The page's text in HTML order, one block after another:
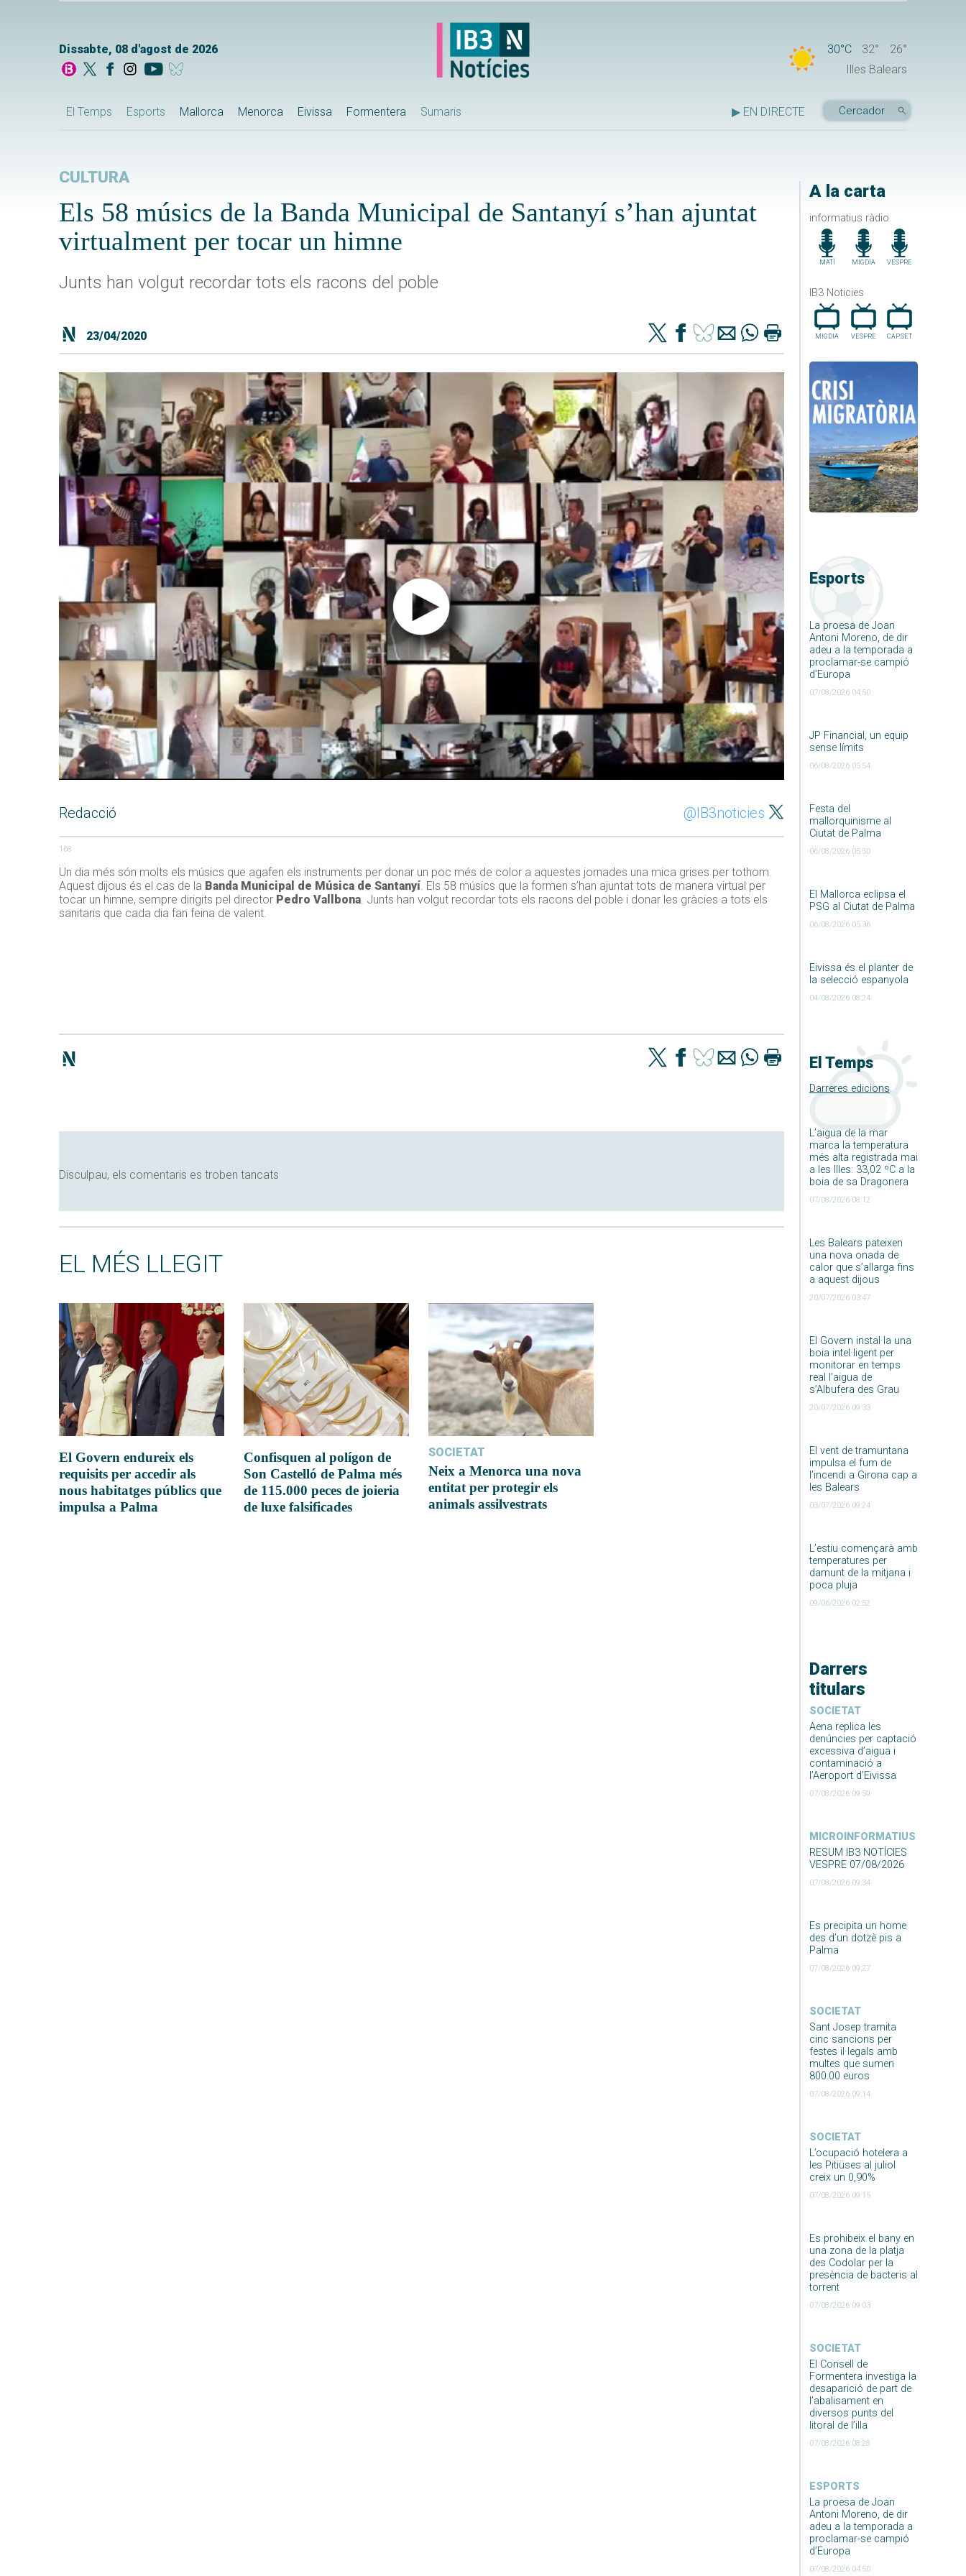
Dissabte, 08 d'agost de 2026 30°C 32°
26°
Illes Balears
El Temps Esports Mallorca Menorca Eivissa Formentera Sumaris ▶ EN DIRECTE
A la carta
informatius ràdio
MATÍ MIGDIA VESPRE
IB3 Noticies
MIGDIA VESPRE CAP.SET
Esports
La proesa de Joan
Antoni Moreno, de dir
adeu a la temporada a
proclamar-se campió
d’Europa
07/08/2026 04:50
JP Financial, un equip
sense límits
06/08/2026 05:54
Festa del
mallorquinisme al
Ciutat de Palma
06/08/2026 05:50
El Mallorca eclipsa el
PSG al Ciutat de Palma
06/08/2026 05:36
Eivissa és el planter de
la selecció espanyola
04/08/2026 08:24
El Temps
Darreres edicions
L’aigua de la mar
marca la temperatura
més alta registrada mai
a les Illes: 33,02 ºC a la
boia de sa Dragonera
07/08/2026 08:12
Les Balears pateixen
una nova onada de
calor que s’allarga fins
a aquest dijous
20/07/2026 03:47
El Govern instal·la una
boia intel·ligent per
monitorar en temps
real l’aigua de
s’Albufera des Grau
20/07/2026 09:33
El vent de tramuntana
impulsa el fum de
l’incendi a Girona cap a
les Balears
03/07/2026 09:24
L’estiu començarà amb
temperatures per
damunt de la mitjana i
poca pluja
09/06/2026 02:52
Darrers
titulars
SOCIETAT
Aena replica les
denúncies per captació
excessiva d’aigua i
contaminació a
l’Aeroport d’Eivissa
07/08/2026 09:59
MICROINFORMATIUS
RESUM IB3 NOTÍCIES
VESPRE 07/08/2026
07/08/2026 09:34
Es precipita un home
des d’un dotzè pis a
Palma
07/08/2026 09:27
SOCIETAT
Sant Josep tramita
cinc sancions per
festes il·legals amb
multes que sumen
800.00 euros
07/08/2026 09:14
SOCIETAT
L’ocupació hotelera a
les Pitiüses al juliol
creix un 0,90%
07/08/2026 09:15
Es prohibeix el bany en
una zona de la platja
des Codolar per la
presència de bacteris al
torrent
07/08/2026 09:03
SOCIETAT
El Consell de
Formentera investiga la
desaparició de part de
l’abalisament en
diversos punts del
litoral de l’illa
07/08/2026 08:28
ESPORTS
La proesa de Joan
Antoni Moreno, de dir
adeu a la temporada a
proclamar-se campió
d’Europa
07/08/2026 04:50
CULTURA
Els 58 músics de la Banda Municipal de Santanyí s’han ajuntat
virtualment per tocar un himne
Junts han volgut recordar tots els racons del poble
23/04/2020
Redacció @IB3noticies
168
Un dia més són molts els músics que agafen els instruments per donar un poc més de color a aquestes jornades una mica grises per tothom.
Aquest dijous és el cas de la Banda Municipal de Música de Santanyí. Els 58 músics que la formen s’han ajuntat tots de manera virtual per
tocar un himne, sempre dirigits pel director Pedro Vallbona. Junts han volgut recordar tots els racons del poble i donar les gràcies a tots els
sanitaris que cada dia fan feina de valent.
Disculpau, els comentaris es troben tancats
EL MÉS LLEGIT
El Govern endureix els
requisits per accedir als
nous habitatges públics que
impulsa a Palma
Confisquen al polígon de
Son Castelló de Palma més
de 115.000 peces de joieria
de luxe falsificades
SOCIETAT
Neix a Menorca una nova
entitat per protegir els
animals assilvestrats